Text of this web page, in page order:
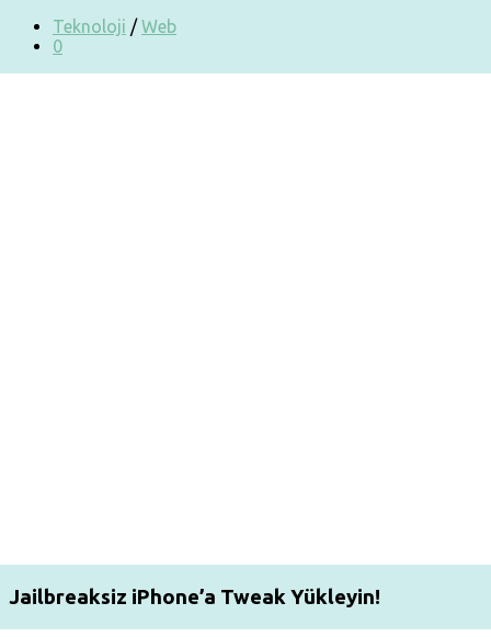
Teknoloji / Web
0
Jailbreaksiz iPhone’a Tweak Yükleyin!